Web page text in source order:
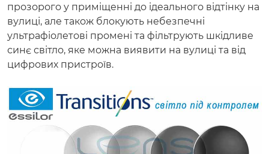
прозорого у приміщенні до ідеального відтінку на
вулиці, але також блокують небезпечні
ультрафіолетові промені та фільтрують шкідливе
синє світло, яке можна виявити на вулиці та від
цифрових пристроїв.